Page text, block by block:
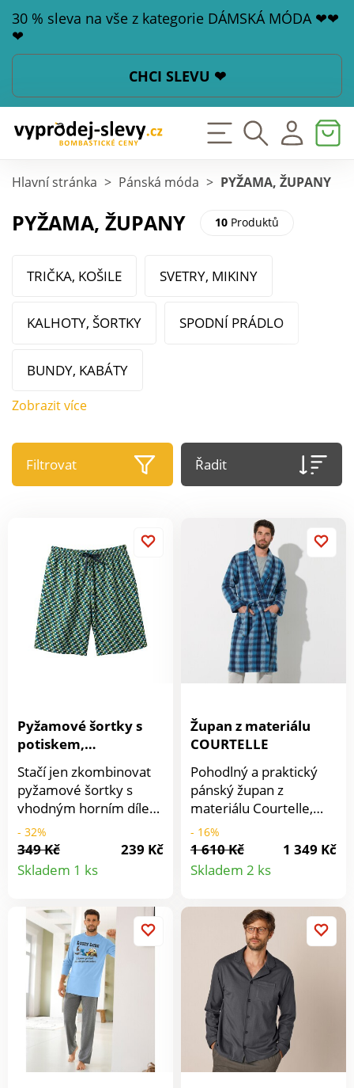
30 % sleva na vše z kategorie DÁMSKÁ MÓDA ❤❤
❤
CHCI SLEVU ❤
Hlavní stránka > Pánská móda > PYŽAMA, ŽUPANY
PYŽAMA, ŽUPANY 10Produktů
TRIČKA, KOŠILE SVETRY, MIKINY
KALHOTY, ŠORTKY SPODNÍ PRÁDLO
BUNDY, KABÁTY
Zobrazit více
Filtrovat Řadit
Pyžamové šortky s
potiskem,
námořnicky modré
Stačí jen zkombinovat
pyžamové šortky s
vhodným horním dílem
a pyžamo snů je tu.
Pružný pas. Kontrastní
šňůrka na stažení. Z
jemného úpletu.
Oeko-Tex (n° CQ 1216
/3 IFTH). Tato známka
označuje textilní
výrobky, které byly
podrobeny
laboratorním testům na
široké spektrum
škodlivých látek a
výrobek je bezpečný
- 32%
349 Kč
239 Kč
Skladem 1 ks
Župan z materiálu
COURTELLE
Pohodlný a praktický
pánský župan z
materiálu Courtelle,
který Vás příjemně
zahřeje během
chladných večerů.
Dvoubarevná obruba
na manžetách a na
kapsách. Pásek na
zavázání.
- 16%
1 610 Kč
1 349 Kč
Skladem 2 ks